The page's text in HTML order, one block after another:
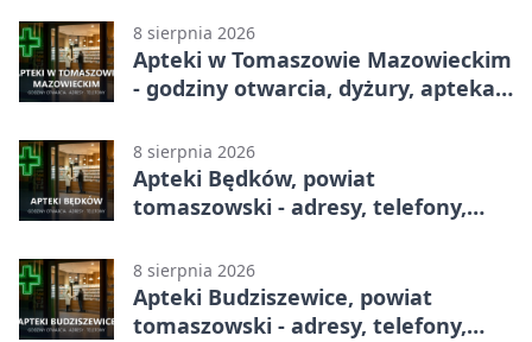
w Betclic 3. Lidze Grupa 1 (Grupa I)
8 sierpnia 2026
Apteki w Tomaszowie Mazowieckim
- godziny otwarcia, dyżury, apteka
8 sierpnia 2026
Apteki Będków, powiat
tomaszowski - adresy, telefony,
8 sierpnia 2026
Apteki Budziszewice, powiat
tomaszowski - adresy, telefony,